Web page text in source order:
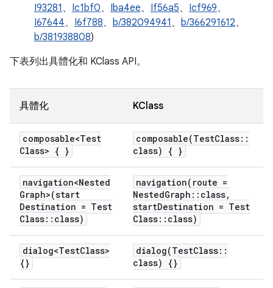
I93281 、 Ic1bf0、 Iba4ee、 If56a5、 Icf969、
I67644、 I6f788、 b/382094941 、 b/366291612、
b/381938808)
下表列出具體化和 KClass API。
具體化 KClass
composable<Test
Class> { }
composable(TestClass::
class) { }
navigation<Nested
Graph>(start
Destination = Test
Class:: class)
navigation( route =
NestedGraph :: class,
startDestination = Test
Class:: class)
dialog<TestClass>
{}
dialog(TestClass::
class) {}